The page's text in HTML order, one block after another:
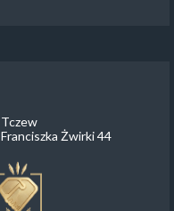
Tczew
Franciszka Żwirki 44